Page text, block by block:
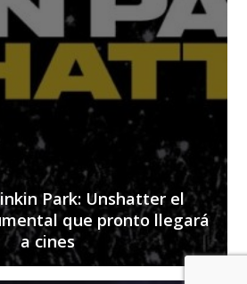
Park: Unshatter el
que pronto llegará
a cines